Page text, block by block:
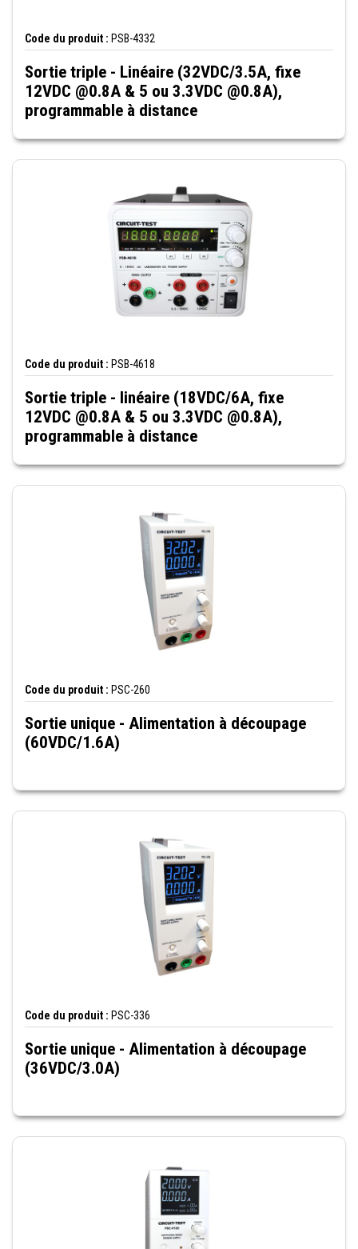
Code du produit : PSB-4332
Sortie triple - Linéaire (32VDC/3.5A, fixe
12VDC @0.8A & 5 ou 3.3VDC @0.8A),
programmable à distance
Code du produit : PSB-4618
Sortie triple - linéaire (18VDC/6A, fixe
12VDC @0.8A & 5 ou 3.3VDC @0.8A),
programmable à distance
Code du produit : PSC-260
Sortie unique - Alimentation à découpage
(60VDC/1.6A)
Code du produit : PSC-336
Sortie unique - Alimentation à découpage
(36VDC/3.0A)